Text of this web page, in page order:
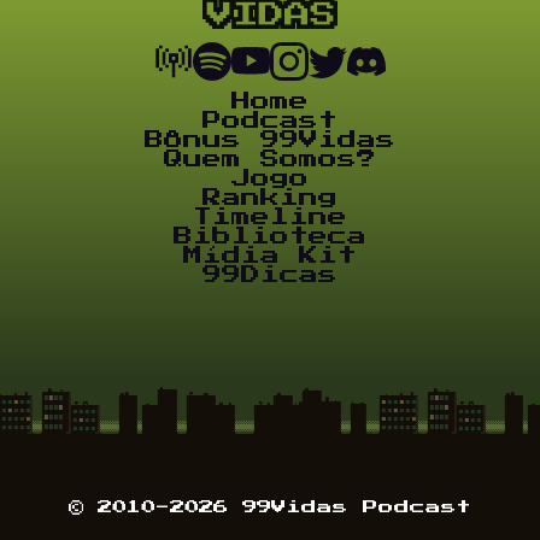
Home
Podcast
Bônus 99Vidas
Quem Somos?
Jogo
Ranking
Timeline
Biblioteca
Mídia Kit
99Dicas
© 2010-2026 99Vidas Podcast